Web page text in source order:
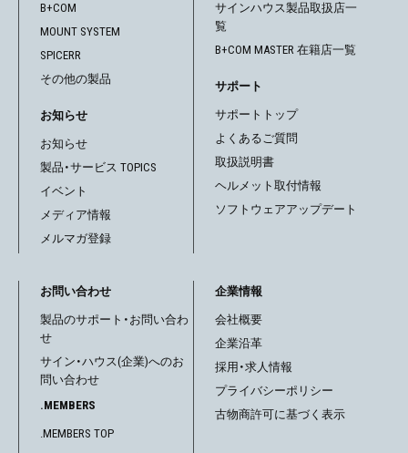
B+COM
MOUNT SYSTEM
SPICERR
その他の製品
お知らせ
お知らせ
製品・サービス TOPICS
イベント
メディア情報
メルマガ登録
サインハウス製品取扱店一
覧
B+COM MASTER 在籍店一覧
サポート
サポートトップ
よくあるご質問
取扱説明書
ヘルメット取付情報
ソフトウェアアップデート
お問い合わせ
製品のサポート・お問い合わ
せ
サイン・ハウス(企業)へのお
問い合わせ
.MEMBERS
.MEMBERS TOP
企業情報
会社概要
企業沿革
採用・求人情報
プライバシーポリシー
古物商許可に基づく表示